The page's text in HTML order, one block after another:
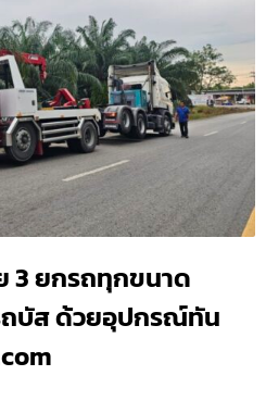
3 ยกรถทุกขนาด
บัส ด้วยอุปกรณ์ทัน